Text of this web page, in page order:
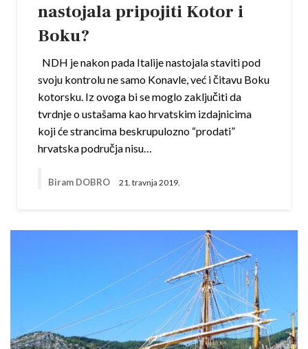
nastojala pripojiti Kotor i
Boku?
NDH je nakon pada Italije nastojala staviti pod
svoju kontrolu ne samo Konavle, već i čitavu Boku
kotorsku. Iz ovoga bi se moglo zaključiti da
tvrdnje o ustašama kao hrvatskim izdajnicima
koji će strancima beskrupulozno “prodati”
hrvatska područja nisu…
Biram DOBRO 21. travnja 2019.